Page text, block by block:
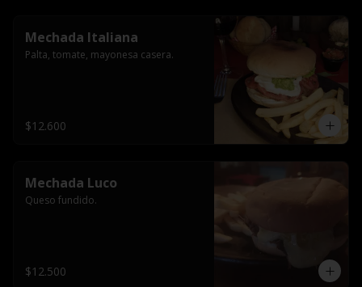
Mechada Italiana
Palta, tomate, mayonesa casera.
$12.600
Mechada Luco
Queso fundido.
$12.500